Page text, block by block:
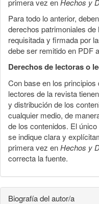
primera vez enHechos y
Para todo lo anterior,
derechos patrimoniales
requisitada y firmada por
debe ser remitido en PDF
Derechos de lectoras o
Con base en los
lectores de la revista
y distribución de los
cualquier medio, de
de los contenidos. El
se indique clara y
primera vez enHechos y
correcta la fuente.
Biografía del autor/a